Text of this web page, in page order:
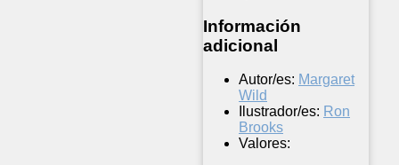
Información
adicional
Autor/es: Margaret
Wild
Ilustrador/es: Ron
Brooks
Valores: